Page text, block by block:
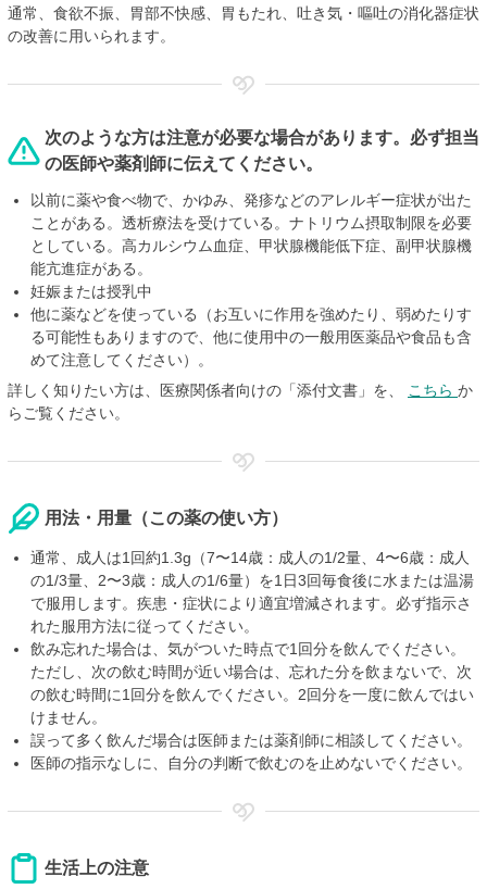
通常、食欲不振、胃部不快感、胃もたれ、吐き気・嘔吐の消化器症状
の改善に用いられます。
次のような方は注意が必要な場合があります。必ず担当
の医師や薬剤師に伝えてください。
以前に薬や食べ物で、かゆみ、発疹などのアレルギー症状が出た
ことがある。透析療法を受けている。ナトリウム摂取制限を必要
としている。高カルシウム血症、甲状腺機能低下症、副甲状腺機
能亢進症がある。
妊娠または授乳中
他に薬などを使っている（お互いに作用を強めたり、弱めたりす
る可能性もありますので、他に使用中の一般用医薬品や食品も含
めて注意してください）。
詳しく知りたい方は、医療関係者向けの「添付文書」を、
こちら か
らご覧ください。
用法・用量（この薬の使い方）
通常、成人は1回約1.3g（7〜14歳：成人の1/2量、4〜6歳：成人
の1/3量、2〜3歳：成人の1/6量）を1日3回毎食後に水または温湯
で服用します。疾患・症状により適宜増減されます。必ず指示さ
れた服用方法に従ってください。
飲み忘れた場合は、気がついた時点で1回分を飲んでください。
ただし、次の飲む時間が近い場合は、忘れた分を飲まないで、次
の飲む時間に1回分を飲んでください。2回分を一度に飲んではい
けません。
誤って多く飲んだ場合は医師または薬剤師に相談してください。
医師の指示なしに、自分の判断で飲むのを止めないでください。
生活上の注意